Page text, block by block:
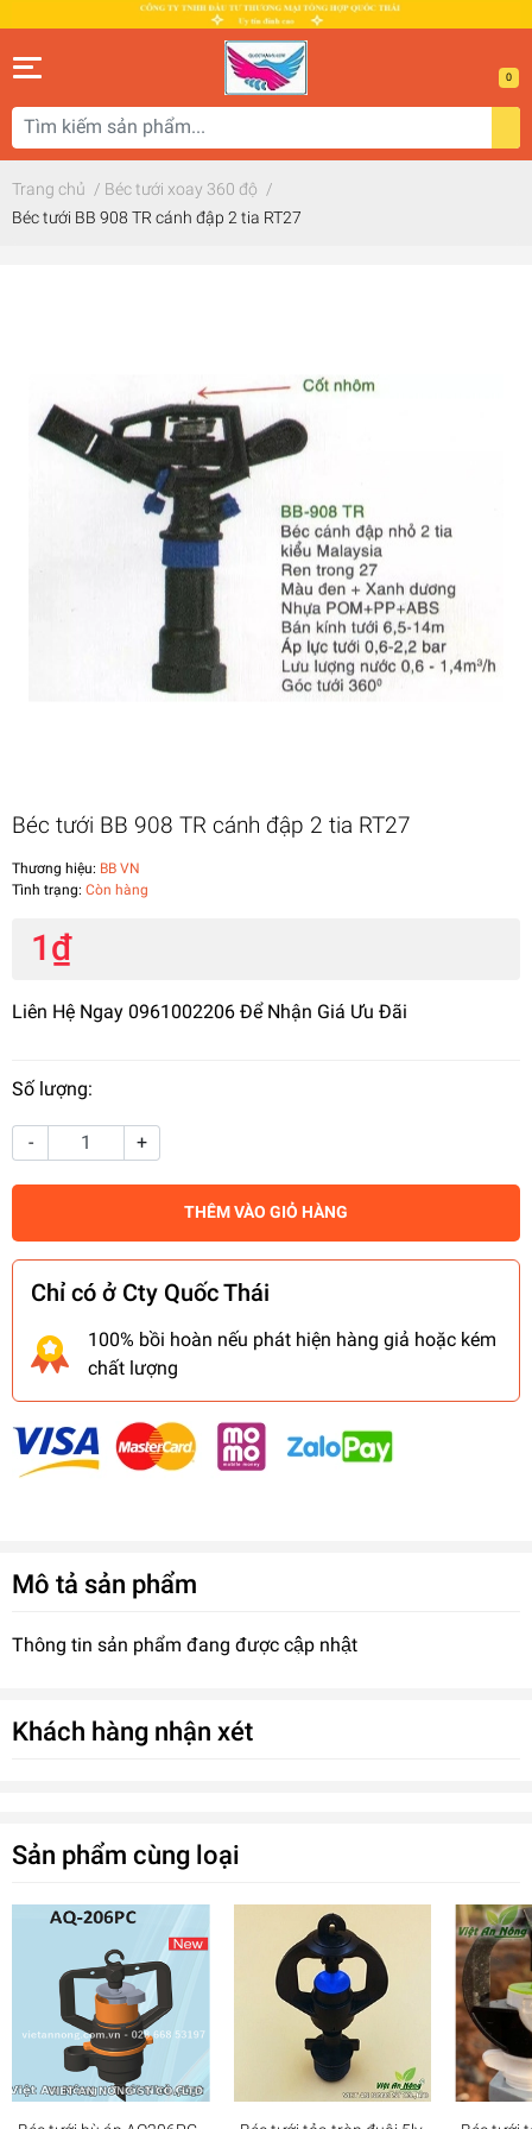
0
Trang chủ / Béc tưới xoay 360 độ /
Béc tưới BB 908 TR cánh đập 2 tia RT27
Béc tưới BB 908 TR cánh đập 2 tia RT27
Thương hiệu: BB VN
Tình trạng: Còn hàng
1₫
Liên Hệ Ngay 0961002206 Để Nhận Giá Ưu Đãi
Số lượng:
- +
THÊM VÀO GIỎ HÀNG
Chỉ có ở Cty Quốc Thái
100% bồi hoàn nếu phát hiện hàng giả hoặc kém
chất lượng
Mô tả sản phẩm
Thông tin sản phẩm đang được cập nhật
Khách hàng nhận xét
Sản phẩm cùng loại